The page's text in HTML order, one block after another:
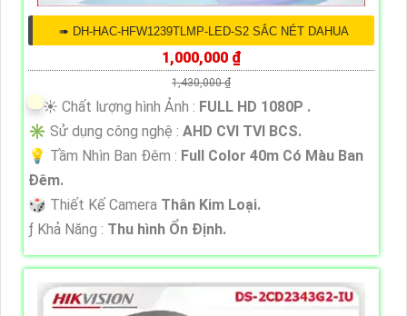
➠ DH-HAC-HFW1239TLMP-LED-S2 SẮC NÉT DAHUA
1,000,000 ₫
1,430,000 ₫
☀️ Chất lượng hình Ảnh : FULL HD 1080P .
✳️ Sử dụng công nghệ : AHD CVI TVI BCS.
💡 Tầm Nhìn Ban Đêm : Full Color 40m Có Màu Ban
Đêm.
🎲 Thiết Kế Camera Thân Kim Loại.
️ƒ Khả Năng : Thu hình Ổn Định.